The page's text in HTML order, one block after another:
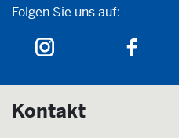
Folgen Sie uns auf:
Folgen Sie uns auf:
Kontakt